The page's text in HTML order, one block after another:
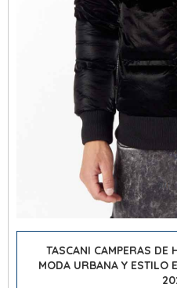
TASCANI CAMPERAS
MODA URBANA Y ESTILO